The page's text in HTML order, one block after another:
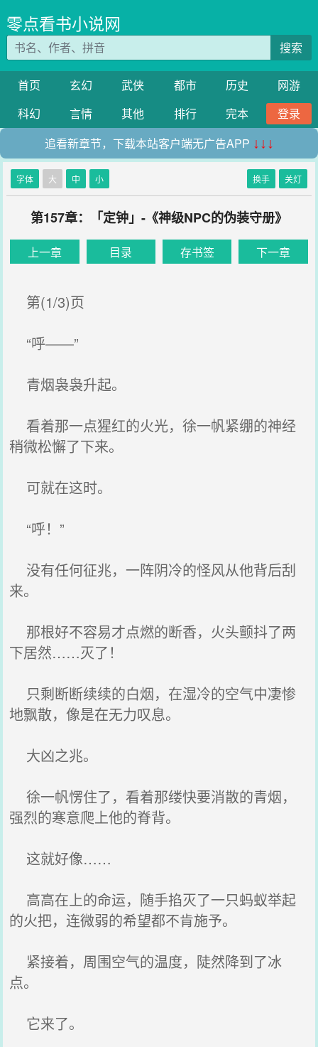
零点看书小说网
搜索
首页 玄幻 武侠 都市 历史
网游
科幻
言情 其他 排行 完本
登录
追看新章节，下载本站客户端无广告APP ↓↓↓
字体 大 中 小 换手 关灯
第157章：「定钟」-《神级NPC的伪装守册》
上一章 目录 存书签 下一章
第(1/3)页
“呼——”
青烟袅袅升起。
看着那一点猩红的火光，徐一帆紧绷的神经
稍微松懈了下来。
可就在这时。
“呼！”
没有任何征兆，一阵阴冷的怪风从他背后刮
来。
那根好不容易才点燃的断香，火头颤抖了两
下居然……灭了！
只剩断断续续的白烟，在湿冷的空气中凄惨
地飘散，像是在无力叹息。
大凶之兆。
徐一帆愣住了，看着那缕快要消散的青烟，
强烈的寒意爬上他的脊背。
这就好像……
高高在上的命运，随手掐灭了一只蚂蚁举起
的火把，连微弱的希望都不肯施予。
紧接着，周围空气的温度，陡然降到了冰
点。
它来了。